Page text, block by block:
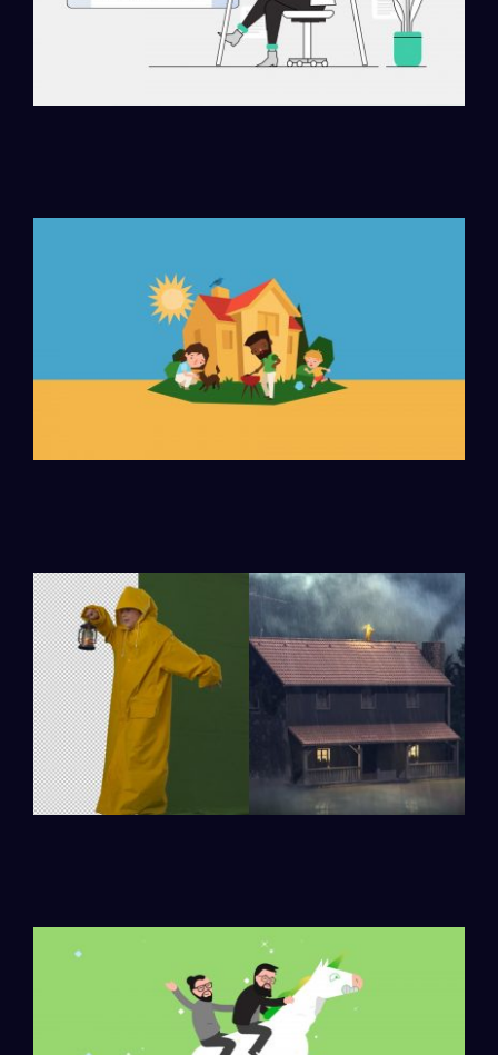
Jak funguje Headless CMS
Urban Geology & Sustainable City
Development
Bořiči mýtů